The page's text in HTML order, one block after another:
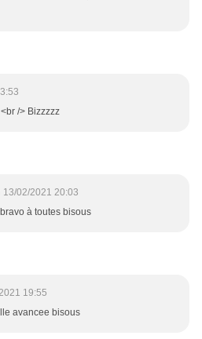
/> Bizzzzz
13/02/2021 20:03
à toutes bisous
19:55
avancee bisous